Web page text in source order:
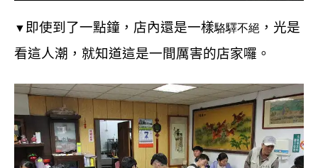
▼ 即使到了一點鐘，店內還是一樣駱驛不絕 ， 光是
看這人潮，就知道這是一間厲害的店家囉。